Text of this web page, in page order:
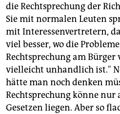
die Rechtsprechung der
Sie mit normalen Leuten
mit Interessenvertretern,
viel besser, wo die
Rechtsprechung am Bürger
vielleicht unhandlich ist."
hätte man noch denken
Rechtsprechung könne
Gesetzen liegen. Aber so